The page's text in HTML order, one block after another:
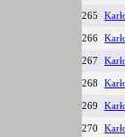
265
266
267
268
269
270